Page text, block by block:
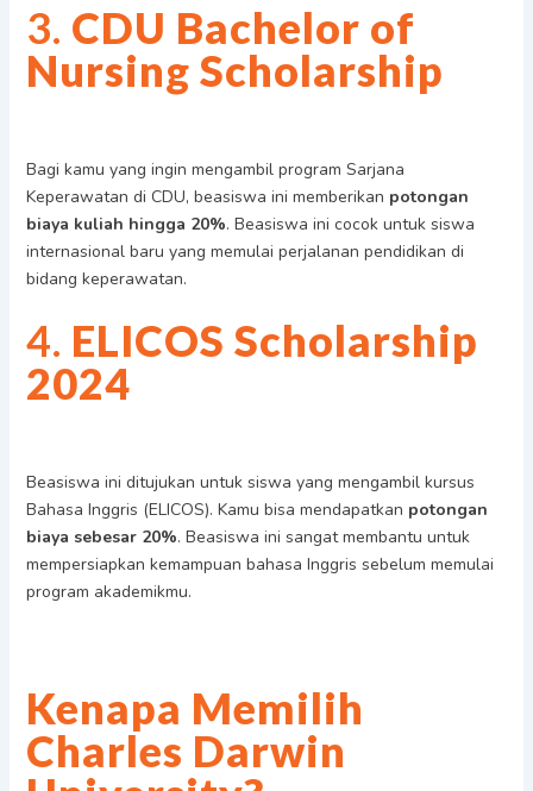
3. CDU Bachelor of
Nursing Scholarship
Bagi kamu yang ingin mengambil program Sarjana
Keperawatan di CDU, beasiswa ini memberikan potongan
biaya kuliah hingga 20%. Beasiswa ini cocok untuk siswa
internasional baru yang memulai perjalanan pendidikan di
bidang keperawatan.
4. ELICOS Scholarship
2024
Beasiswa ini ditujukan untuk siswa yang mengambil kursus
Bahasa Inggris (ELICOS). Kamu bisa mendapatkan potongan
biaya sebesar 20%. Beasiswa ini sangat membantu untuk
mempersiapkan kemampuan bahasa Inggris sebelum memulai
program akademikmu.
Kenapa Memilih
Charles Darwin